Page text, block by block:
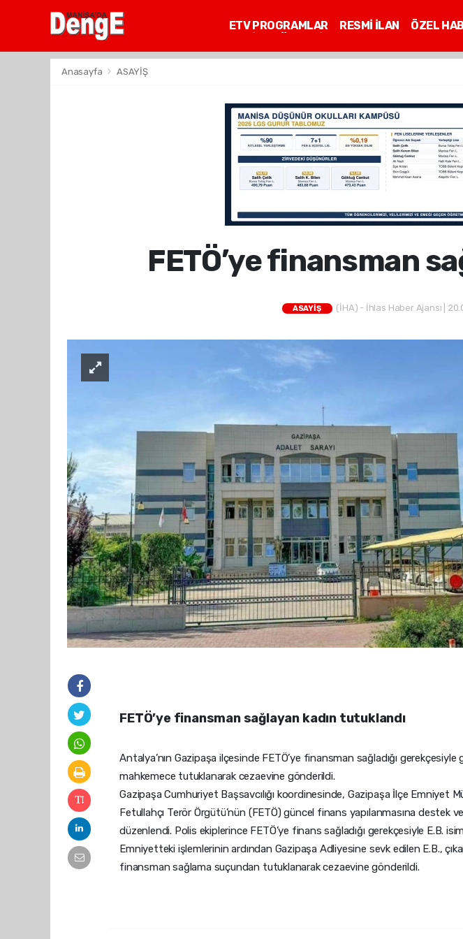
ETV PROGRAMLAR RESMİ İLAN ÖZEL
Anasayfa ASAYİŞ
FETÖ’ye finansman
ASAYİŞ (İHA) - İhlas Haber Ajansı |
FETÖ’ye finansman sağlayan kadın tutuklandı
Antalya’nın Gazipaşa ilçesinde FETÖ’ye finansman sağladığı gerekçesiyle
mahkemece tutuklanarak cezaevine gönderildi.
Gazipaşa Cumhuriyet Başsavcılığı koordinesinde, Gazipaşa İlçe Emniyet
Fetullahçı Terör Örgütü’nün (FETÖ) güncel finans yapılanmasına destek
düzenlendi. Polis ekiplerince FETÖ’ye finans sağladığı gerekçesiyle E.B.
Emniyetteki işlemlerinin ardından Gazipaşa Adliyesine sevk edilen E.B.,
finansman sağlama suçundan tutuklanarak cezaevine gönderildi.